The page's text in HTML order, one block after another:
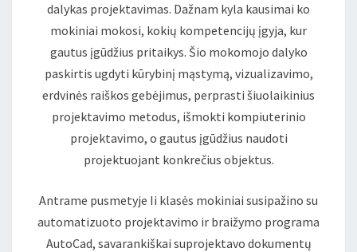
dalykas projektavimas. Dažnam kyla kausimai ko
mokiniai mokosi, kokių kompetencijų įgyja, kur
gautus įgūdžius pritaikys. Šio mokomojo dalyko
paskirtis ugdyti kūrybinį mąstymą, vizualizavimo,
erdvinės raiškos gebėjimus, perprasti šiuolaikinius
projektavimo metodus, išmokti kompiuterinio
projektavimo, o gautus įgūdžius naudoti
projektuojant konkrečius objektus.
Antrame pusmetyje Ii klasės mokiniai susipažino su
automatizuoto projektavimo ir braižymo programa
AutoCad, savarankiškai suprojektavo dokumentų